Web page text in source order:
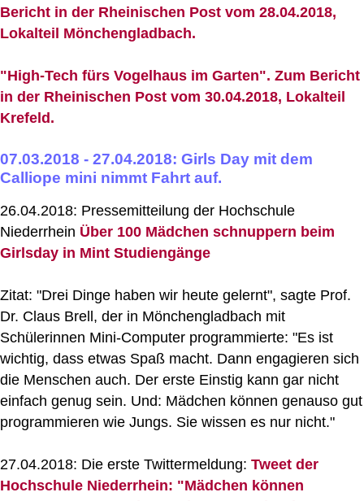
Bericht in der Rheinischen Post vom 28.04.2018,
Lokalteil Mönchengladbach.
"High-Tech fürs Vogelhaus im Garten". Zum Bericht
in der Rheinischen Post vom 30.04.2018, Lokalteil
Krefeld.
07.03.2018 - 27.04.2018: Girls Day mit dem
Calliope mini nimmt Fahrt auf.
26.04.2018: Pressemitteilung der Hochschule
Niederrhein Über 100 Mädchen schnuppern beim
Girlsday in Mint Studiengänge
Zitat: "Drei Dinge haben wir heute gelernt", sagte Prof.
Dr. Claus Brell, der in Mönchengladbach mit
Schülerinnen Mini-Computer programmierte: "Es ist
wichtig, dass etwas Spaß macht. Dann engagieren sich
die Menschen auch. Der erste Einstig kann gar nicht
einfach genug sein. Und: Mädchen können genauso gut
programmieren wie Jungs. Sie wissen es nur nicht."
27.04.2018: Die erste Twittermeldung: Tweet der
Hochschule Niederrhein: "Mädchen können